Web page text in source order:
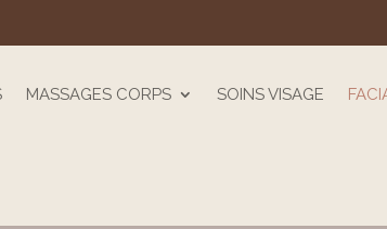
MASSAGES CORPS SOINS VISAGE